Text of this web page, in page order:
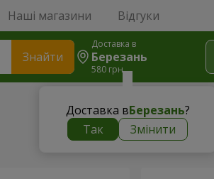
Наші магазини Відгуки
Знайти
Доставка в
Березань
580 грн
Доставка вБерезань?
Так
Змінити